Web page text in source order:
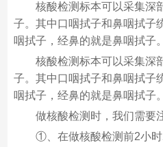
核酸检测标本可以采集深
子。其中口咽拭子和鼻咽拭子
咽拭子，经鼻的就是鼻咽拭子。
核酸检测标本可以采集深
子。其中口咽拭子和鼻咽拭子
咽拭子，经鼻的就是鼻咽拭子。
做核酸检测时，我们需要
①、在做核酸检测前2小